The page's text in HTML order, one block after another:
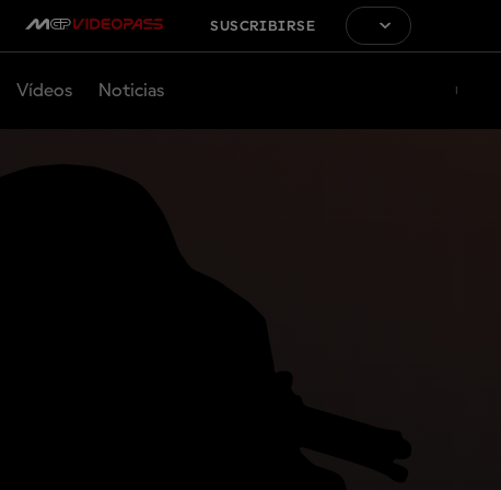
SUSCRIBIRSE
Vídeos Noticias